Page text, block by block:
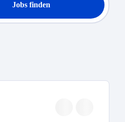
Jobs finden